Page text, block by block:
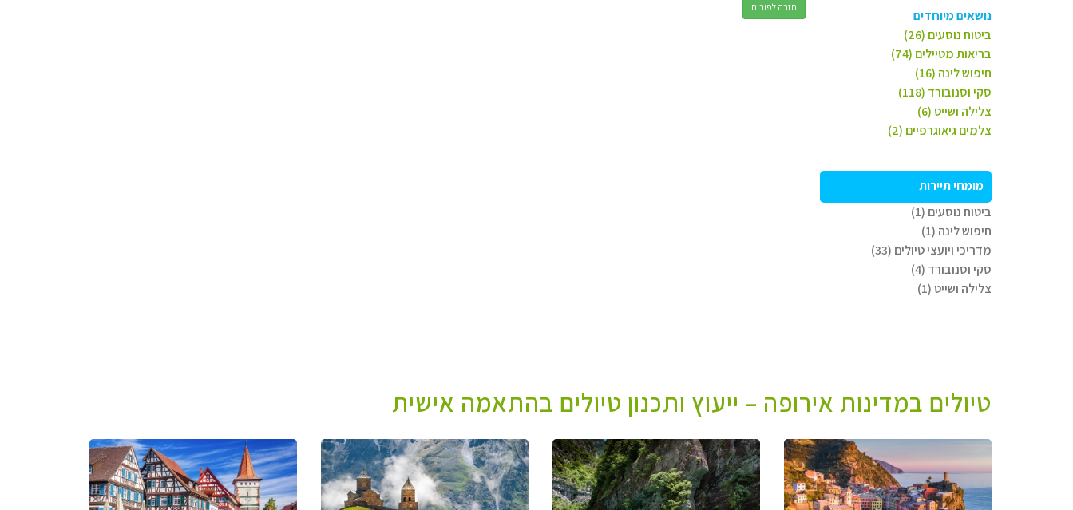
נושאים מיוחדים
ביטוח נוסעים (26)
בריאות מטיילים (74)
חיפוש לינה (16)
סקי וסנובורד (118)
צלילה ושייט (6)
צלמים גיאוגרפיים (2)
מומחי תיירות
ביטוח נוסעים (1)
חיפוש לינה (1)
מדריכי ויועצי טיולים (33)
סקי וסנובורד (4)
צלילה ושייט (1)
חזרה לפורום
טיולים במדינות אירופה – ייעוץ ותכנון טיולים בהתאמה אישית